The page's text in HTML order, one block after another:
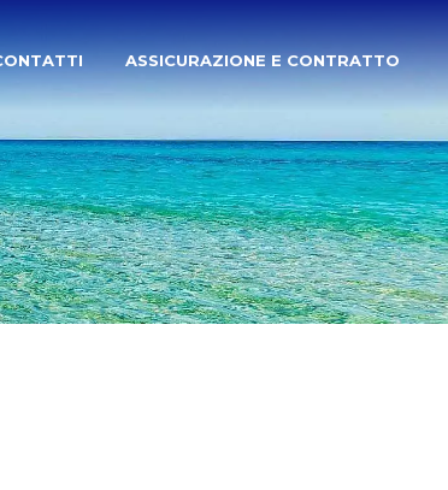
ASSICURAZIONE E CONTRATTO